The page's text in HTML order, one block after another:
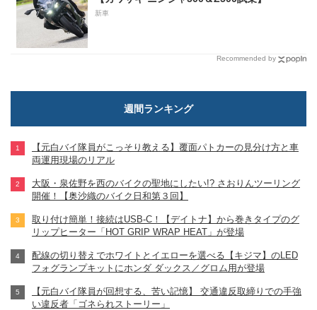
新車
Recommended by
週間ランキング
【元白バイ隊員がこっそり教える】覆面パトカーの見分け方と車
両運用現場のリアル
大阪・泉佐野を西のバイクの聖地にしたい!? さおりんツーリング
開催！【奥沙織のバイク日和第３回】
取り付け簡単！接続はUSB-C！【デイトナ】から巻きタイプのグ
リップヒーター「HOT GRIP WRAP HEAT」が登場
配線の切り替えでホワイトとイエローを選べる【キジマ】のLED
フォグランプキットにホンダ ダックス／グロム用が登場
【元白バイ隊員が回想する、苦い記憶】 交通違反取締りでの手強
い違反者「ゴネられストーリー」